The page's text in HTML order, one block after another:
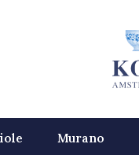
Murano